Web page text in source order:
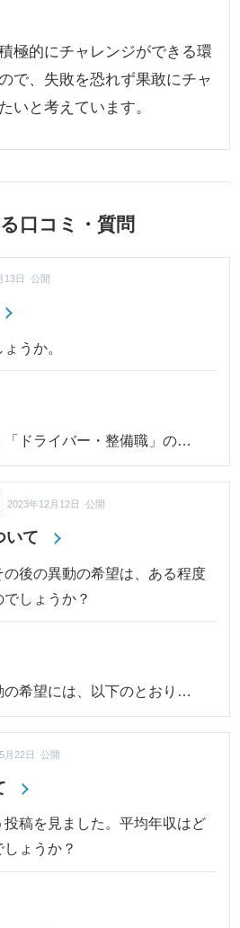
極的にチャレンジができる環
で、失敗を恐れず果敢にチャ
いと考えています。
口コミ・質問
13日 公開
うか。
「ドライバー・整備職」の…
いて
2023年12月12日 公開
の後の異動の希望は、ある程度
しょうか？
の希望には、以下のとおり…
月22日 公開
投稿を見ました。平均年収はど
ょうか？